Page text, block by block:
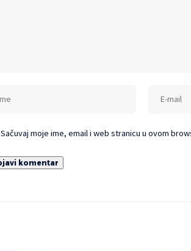
Sačuvaj moje ime, email i web stranicu u ovom